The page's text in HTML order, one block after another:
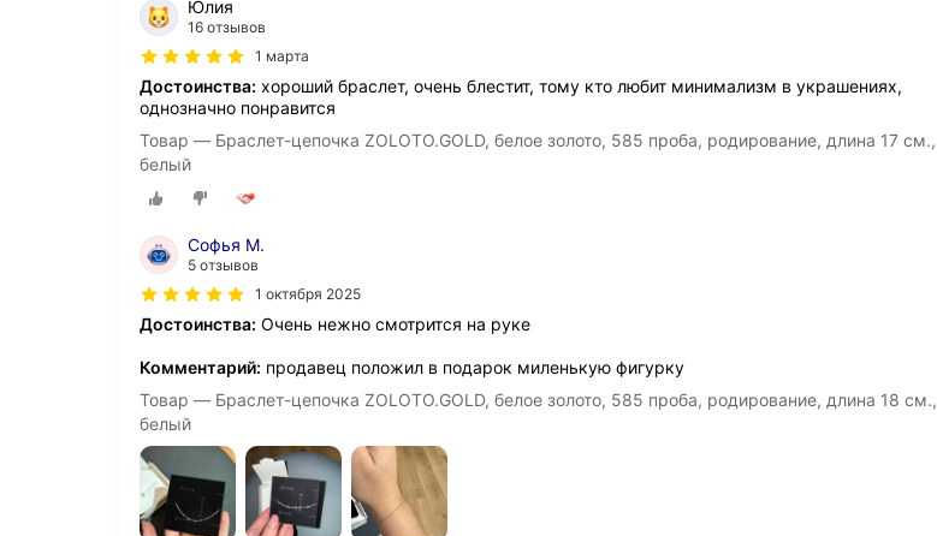
Юлия
16 отзывов
1 марта
Достоинства: хороший браслет, очень блестит, тому кто любит минимализм в украшениях,
однозначно понравится
Товар — Браслет-цепочка ZOLOTO.GOLD, белое золото, 585 проба, родирование, длина 17 см.,
белый
Софья М.
5 отзывов
1 октября 2025
Достоинства: Очень нежно смотрится на руке
Комментарий: продавец положил в подарок миленькую фигурку
Товар — Браслет-цепочка ZOLOTO.GOLD, белое золото, 585 проба, родирование, длина 18 см.,
белый